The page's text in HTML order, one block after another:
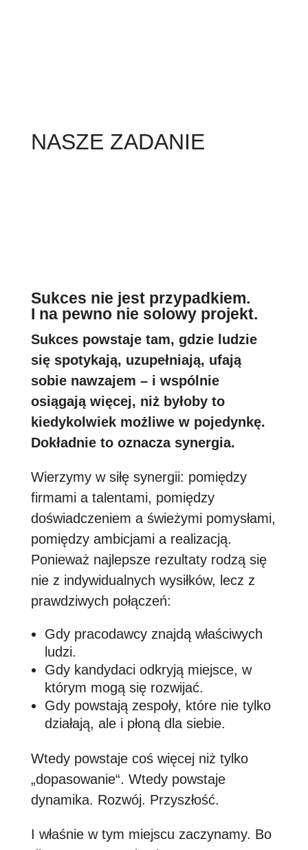
NASZE ZADANIE
Sukces nie jest przypadkiem.
I na pewno nie solowy projekt.
Sukces powstaje tam, gdzie ludzie
się spotykają, uzupełniają, ufają
sobie nawzajem – i wspólnie
osiągają więcej, niż byłoby to
kiedykolwiek możliwe w pojedynkę.
Dokładnie to oznacza synergia.
Wierzymy w siłę synergii: pomiędzy
firmami a talentami, pomiędzy
doświadczeniem a świeżymi pomysłami,
pomiędzy ambicjami a realizacją.
Ponieważ najlepsze rezultaty rodzą się
nie z indywidualnych wysiłków, lecz z
prawdziwych połączeń:
Gdy pracodawcy znajdą właściwych
ludzi.
Gdy kandydaci odkryją miejsce, w
którym mogą się rozwijać.
Gdy powstają zespoły, które nie tylko
działają, ale i płoną dla siebie.
Wtedy powstaje coś więcej niż tylko
„dopasowanie“. Wtedy powstaje
dynamika. Rozwój. Przyszłość.
I właśnie w tym miejscu zaczynamy. Bo